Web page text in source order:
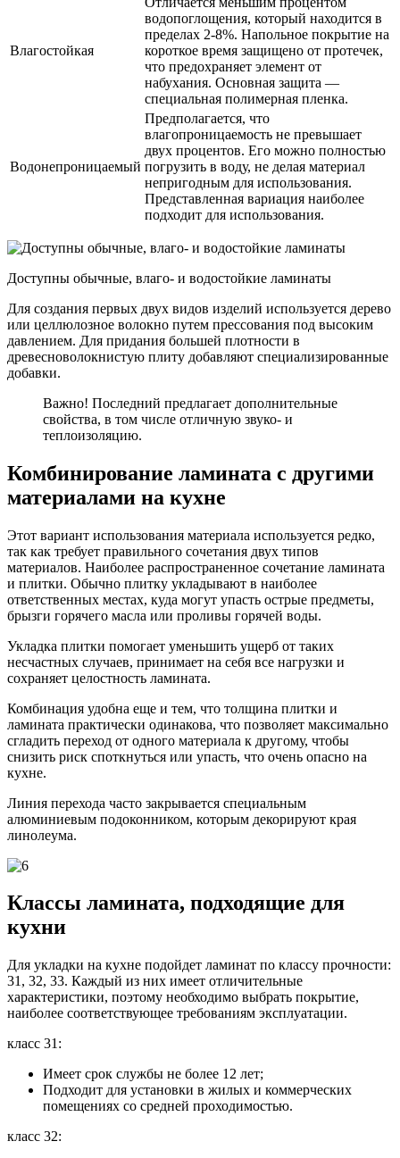
Влагостойкая
водопоглощения, который находится в
пределах 2-8%. Напольное покрытие на
короткое время защищено от протечек,
что предохраняет элемент от
набухания. Основная защита —
специальная полимерная пленка.
Водонепроницаемый
Предполагается, что
влагопроницаемость не превышает
двух процентов. Его можно полностью
погрузить в воду, не делая материал
непригодным для использования.
Представленная вариация наиболее
подходит для использования.
Доступны обычные, влаго- и водостойкие ламинаты
Для создания первых двух видов изделий используется дерево
или целлюлозное волокно путем прессования под высоким
давлением. Для придания большей плотности в
древесноволокнистую плиту добавляют специализированные
добавки.
Важно! Последний предлагает дополнительные
свойства, в том числе отличную звуко- и
теплоизоляцию.
Комбинирование ламината с другими
материалами на кухне
Этот вариант использования материала используется редко,
так как требует правильного сочетания двух типов
материалов. Наиболее распространенное сочетание ламината
и плитки. Обычно плитку укладывают в наиболее
ответственных местах, куда могут упасть острые предметы,
брызги горячего масла или проливы горячей воды.
Укладка плитки помогает уменьшить ущерб от таких
несчастных случаев, принимает на себя все нагрузки и
сохраняет целостность ламината.
Комбинация удобна еще и тем, что толщина плитки и
ламината практически одинакова, что позволяет максимально
сгладить переход от одного материала к другому, чтобы
снизить риск споткнуться или упасть, что очень опасно на
кухне.
Линия перехода часто закрывается специальным
алюминиевым подоконником, которым декорируют края
линолеума.
Классы ламината, подходящие для
кухни
Для укладки на кухне подойдет ламинат по классу прочности:
31, 32, 33. Каждый из них имеет отличительные
характеристики, поэтому необходимо выбрать покрытие,
наиболее соответствующее требованиям эксплуатации.
класс 31:
Имеет срок службы не более 12 лет;
Подходит для установки в жилых и коммерческих
помещениях со средней проходимостью.
класс 32: